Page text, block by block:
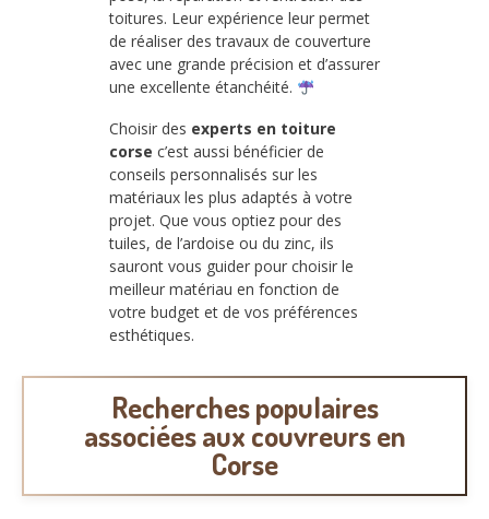
toitures. Leur expérience leur permet
de réaliser des travaux de couverture
avec une grande précision et d’assurer
une excellente étanchéité.
Choisir des experts en toiture
corse c’est aussi bénéficier de
conseils personnalisés sur les
matériaux les plus adaptés à votre
projet. Que vous optiez pour des
tuiles, de l’ardoise ou du zinc, ils
sauront vous guider pour choisir le
meilleur matériau en fonction de
votre budget et de vos préférences
esthétiques.
Recherches populaires
associées aux couvreurs en
Corse